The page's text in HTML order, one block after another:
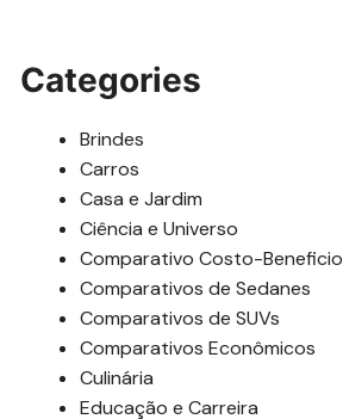
Categories
Brindes
Carros
Casa e Jardim
Ciência e Universo
Comparativo Costo-Beneficio
Comparativos de Sedanes
Comparativos de SUVs
Comparativos Econômicos
Culinária
Educação e Carreira